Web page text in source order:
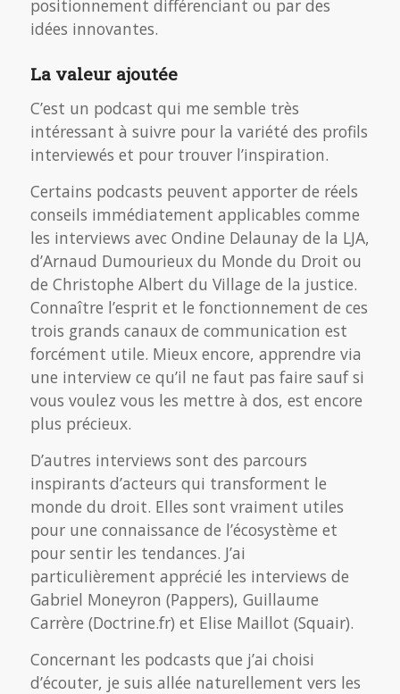
positionnement différenciant ou par des
idées innovantes.
La valeur ajoutée
C’est un podcast qui me semble très
intéressant à suivre pour la variété des profils
interviewés et pour trouver l’inspiration.
Certains podcasts peuvent apporter de réels
conseils immédiatement applicables comme
les interviews avec Ondine Delaunay de la LJA,
d’Arnaud Dumourieux du Monde du Droit ou
de Christophe Albert du Village de la justice.
Connaître l’esprit et le fonctionnement de ces
trois grands canaux de communication est
forcément utile. Mieux encore, apprendre via
une interview ce qu’il ne faut pas faire sauf si
vous voulez vous les mettre à dos, est encore
plus précieux.
D’autres interviews sont des parcours
inspirants d’acteurs qui transforment le
monde du droit. Elles sont vraiment utiles
pour une connaissance de l’écosystème et
pour sentir les tendances. J’ai
particulièrement apprécié les interviews de
Gabriel Moneyron (Pappers), Guillaume
Carrère (Doctrine.fr) et Elise Maillot (Squair).
Concernant les podcasts que j’ai choisi
d’écouter, je suis allée naturellement vers les